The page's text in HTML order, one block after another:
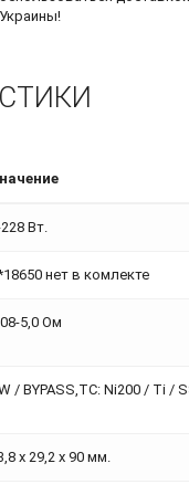
Вт.
нет в комлекте
5,0 Ом
/ BYPASS,TC: Ni200 / Ti /
x 29,2 x 90 мм.